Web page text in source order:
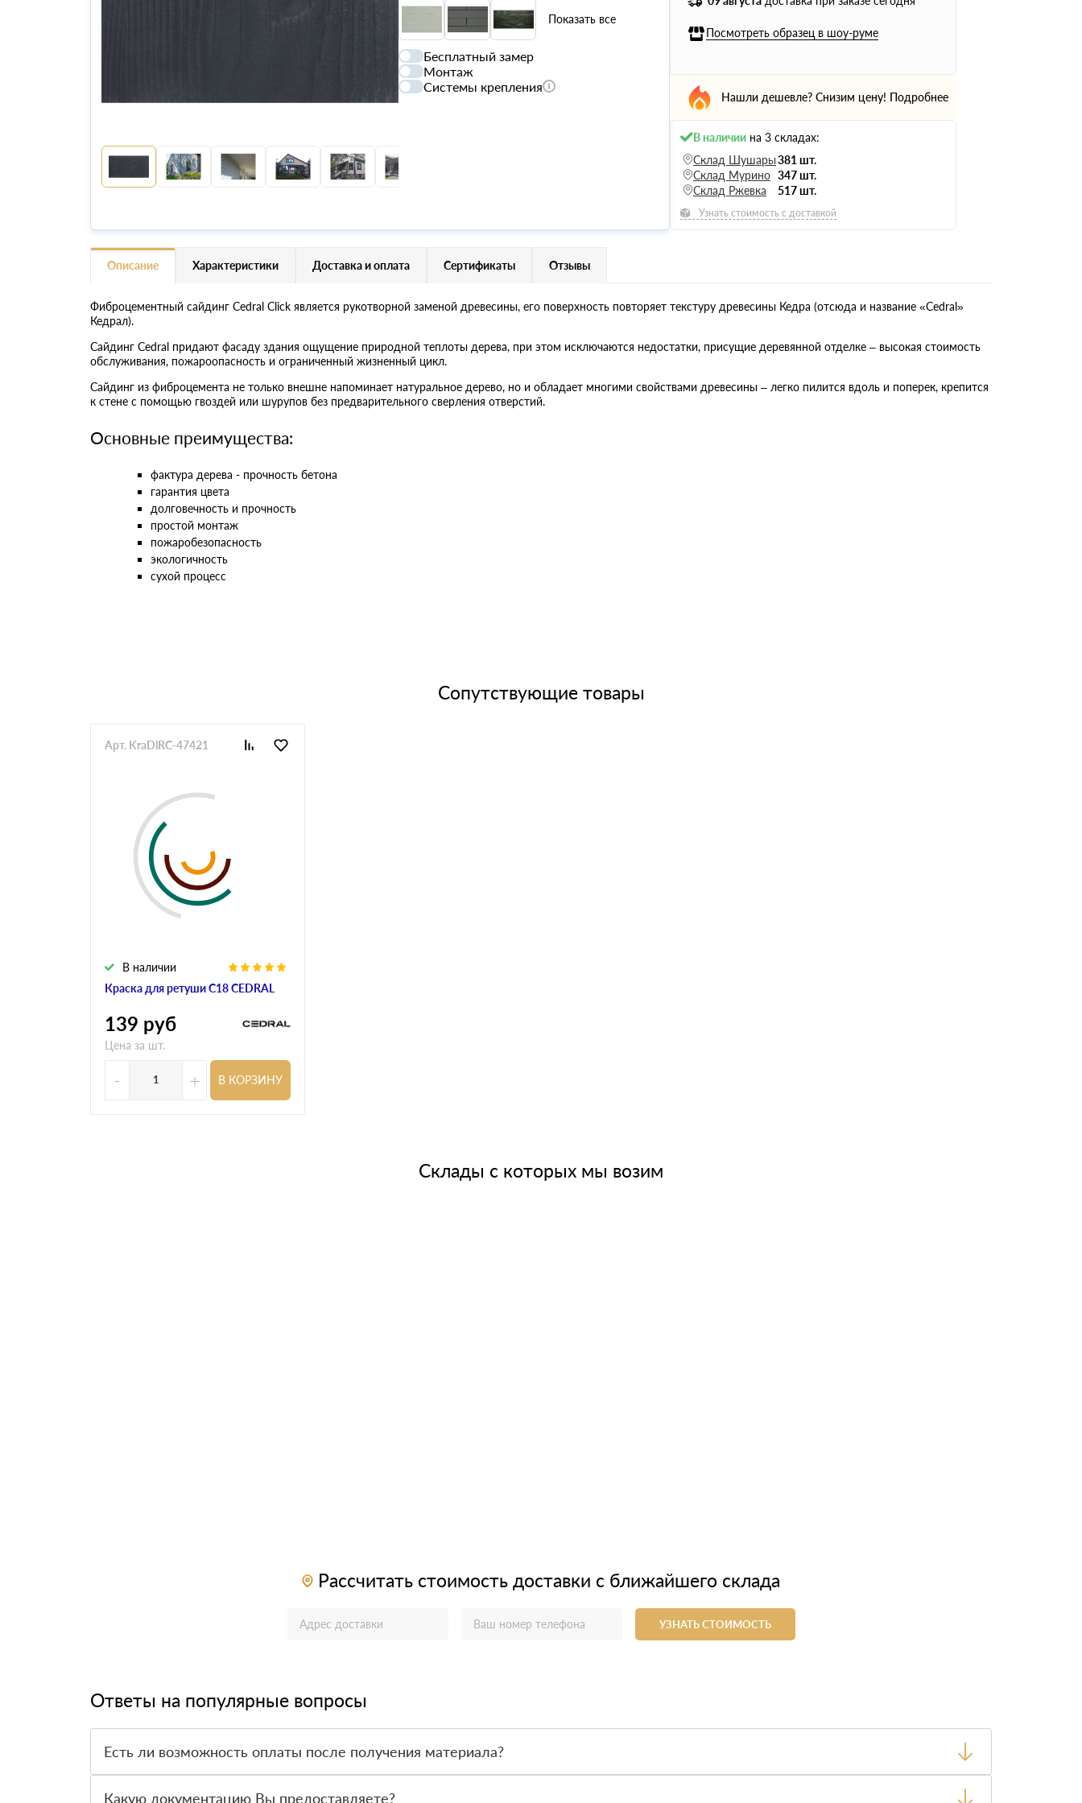
Показать все
Бесплатный замер
Монтаж
Системы крепления
Посмотреть образец в шоу-руме
Нашли дешевле? Снизим цену! Подробнее
В наличии на 3 складах:
Склад Шушары381 шт.
Склад Мурино 347 шт.
Склад Ржевка
517 шт.
Узнать стоимость с доставкой
Описание Характеристики Доставка и оплата Сертификаты Отзывы
Фиброцементный сайдинг Cedral Click является рукотворной заменой древесины, его поверхность повторяет текстуру древесины Кедра (отсюда и название «Cedral»
Кедрал).
Сайдинг Cedral придают фасаду здания ощущение природной теплоты дерева, при этом исключаются недостатки, присущие деревянной отделке – высокая стоимость
обслуживания, пожароопасность и ограниченный жизненный цикл.
Сайдинг из фиброцемента не только внешне напоминает натуральное дерево, но и обладает многими свойствами древесины – легко пилится вдоль и поперек, крепится
к стене с помощью гвоздей или шурупов без предварительного сверления отверстий.
Основные преимущества:
фактура дерева - прочность бетона
гарантия цвета
долговечность и прочность
простой монтаж
пожаробезопасность
экологичность
сухой процесс
Сопутствующие товары
Краска для ретуши С18 CEDRAL
В наличии
Арт. KraDlRC-47421
139 руб
Цена за шт.
- + В КОРЗИНУ
Склады с которых мы возим
Рассчитать стоимость доставки с ближайшего склада
УЗНАТЬ СТОИМОСТЬ
Ответы на популярные вопросы
Есть ли возможность оплаты после получения материала?
вправе от него отказаться.
Какую документацию Вы предоставляете?